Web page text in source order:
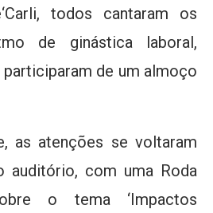
todos cantaram os
de ginástica laboral,
de um almoço
as atenções se voltaram
auditório, com uma Roda
o tema ‘Impactos